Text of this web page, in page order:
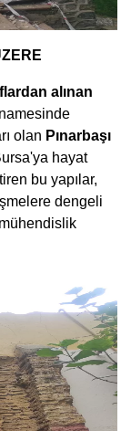
alınan
olan Pınarbaşı
hayat
bu yapılar,
dengeli